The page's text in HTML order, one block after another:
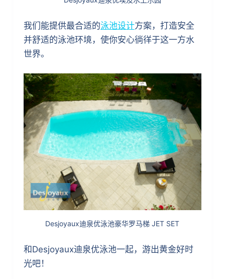
我们能提供最合适的泳池设计方案，打造安全
并舒适的泳池环境，使你安心徜徉于这一方水
世界。
Desjoyaux迪泉优泳池豪华罗马梯 JET SET
和Desjoyaux迪泉优泳池一起，游出黄金好时
光吧！